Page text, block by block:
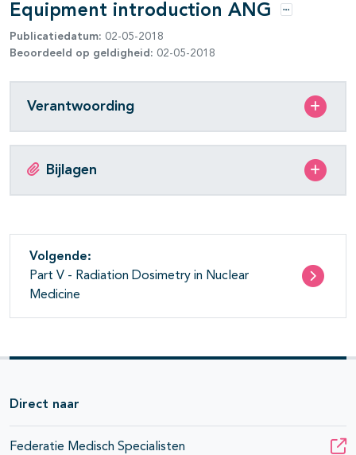
Equipment introduction ANG Opties
Publicatiedatum: 02-05-2018
Beoordeeld op geldigheid: 02-05-2018
Verantwoording
Bijlagen
Volgende:
Part V - Radiation Dosimetry in Nuclear
Medicine
Direct naar
Federatie Medisch Specialisten